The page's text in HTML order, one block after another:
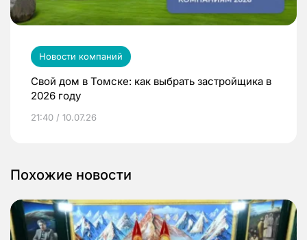
Новости компаний
Свой дом в Томске: как выбрать застройщика в
2026 году
21:40 / 10.07.26
Похожие новости